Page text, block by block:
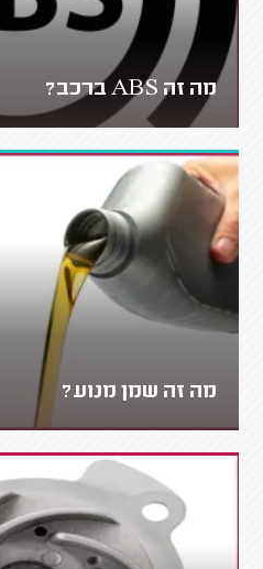
מה זה ABS ברכב?
מה זה שמן מנוע?